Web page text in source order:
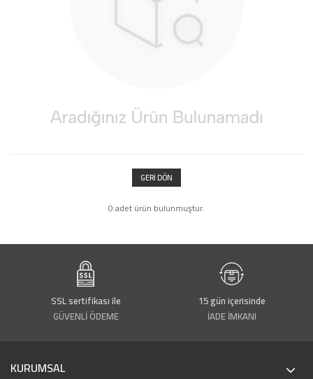
GERI DÖN
0 adet ürün bulunmuştur.
SSL sertifikası ile
GÜVENLİ ÖDEME
15 gün içerisinde
İADE İMKANI
KURUMSAL